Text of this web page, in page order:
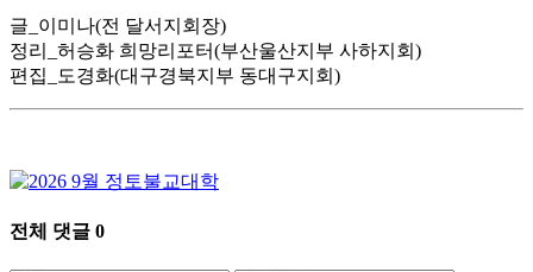
글_이미나(전 달서지회장)
정리_허승화 희망리포터(부산울산지부 사하지회)
편집_도경화(대구경북지부 동대구지회)
전체 댓글 0